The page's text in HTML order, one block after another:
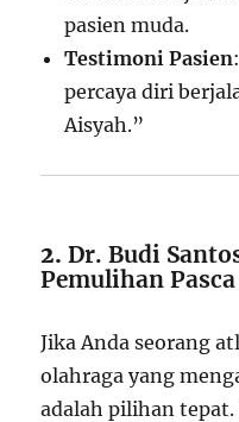
pasien muda.
Testimoni Pasien
percaya diri
Aisyah.”
2.Dr. Budi
Pemulihan
Jika Anda seorang
olahraga yang
adalah pilihan tepat.